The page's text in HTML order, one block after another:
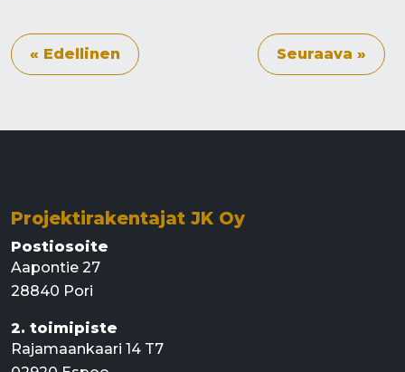
« Edellinen Seuraava »
Projektirakentajat JK Oy
Postiosoite
Aapontie 27
28840 Pori
2. toimipiste
Rajamaankaari 14 T7